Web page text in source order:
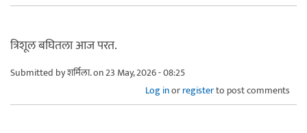
त्रिशूल बघितला आज परत.
Submitted byशर्मिला.on 23 May, 2026 - 08:25
Log inorregisterto post comments